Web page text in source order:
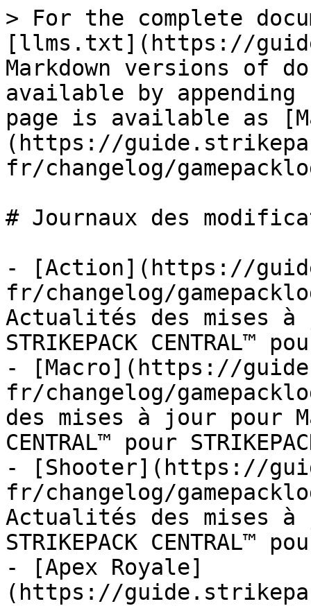
> For the complete
[llms.txt](https://
Markdown versions of
available by
page is available as
(https://
fr/changelog/
# Journaux des
- [Action](https://
fr/changelog/
Actualités des mises à
STRIKEPACK CENTRAL™
- [Macro](https://
fr/changelog/
des mises à jour pour
CENTRAL™ pour
- [Shooter](https://
fr/changelog/
Actualités des mises à
STRIKEPACK CENTRAL™
- [Apex Royale]
(https://